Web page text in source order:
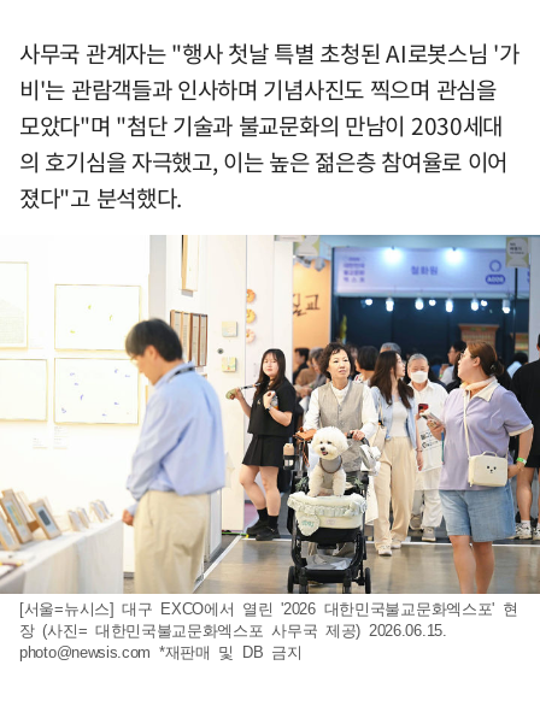
사무국 관계자는 "행사 첫날 특별 초청된 AI로봇스님 '가
비'는 관람객들과 인사하며 기념사진도 찍으며 관심을
모았다"며 "첨단 기술과 불교문화의 만남이 2030세대
의 호기심을 자극했고, 이는 높은 젊은층 참여율로 이어
졌다"고 분석했다.
[서울=뉴시스] 대구 EXCO에서 열린 '2026 대한민국불교문화엑스포' 현
장 (사진= 대한민국불교문화엑스포 사무국 제공) 2026.06.15.
photo@newsis.com *재판매 및 DB 금지